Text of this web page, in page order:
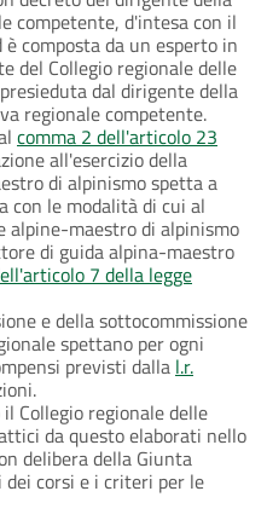
competente, d'intesa con il
composta da un esperto in
del Collegio regionale delle
dal dirigente della
regionale competente.
comma 2 dell'articolo 23
all'esercizio della
di alpinismo spetta a
con le modalità di cui al
alpine-maestro di alpinismo
di guida alpina-maestro
7 della legge
e della sottocommissione
spettano per ogni
previsti dalla l.r.
Collegio regionale delle
da questo elaborati nello
delibera della Giunta
corsi e i criteri per le